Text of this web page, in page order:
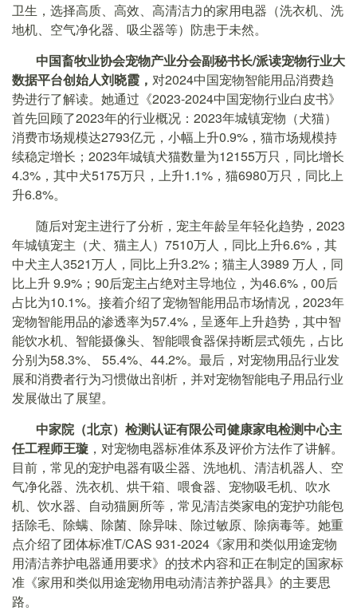
卫生，选择高质、高效、高清洁力的家用电器（洗衣机、洗
地机、空气净化器、吸尘器等）防患于未然。
中国畜牧业协会宠物产业分会副秘书长/派读宠物行业大
数据平台创始人刘晓霞， 对2024中国宠物智能用品消费趋
势进行了解读。她通过《2023-2024中国宠物行业白皮书》
首先回顾了2023年的行业概况：2023年城镇宠物（犬猫）
消费市场规模达2793亿元，小幅上升0.9%，猫市场规模持
续稳定增长；2023年城镇犬猫数量为12155万只，同比增长
4.3%，其中犬5175万只，上升1.1%，猫6980万只，同比上
升6.8%。
随后对宠主进行了分析，宠主年龄呈年轻化趋势，2023
年城镇宠主（犬、猫主人）7510万人，同比上升6.6%，其
中犬主人3521万人，同比上升3.2%；猫主人3989 万人，同
比上升 9.9%；90后宠主占绝对主导地位，为46.6%，00后
占比为10.1%。接着介绍了宠物智能用品市场情况，2023年
宠物智能用品的渗透率为57.4%，呈逐年上升趋势，其中智
能饮水机、智能摄像头、智能喂食器保持断层式领先，占比
分别为58.3%、 55.4%、44.2%。最后，对宠物用品行业发
展和消费者行为习惯做出剖析，并对宠物智能电子用品行业
发展做出了展望。
中家院（北京）检测认证有限公司健康家电检测中心主
任工程师王璇 ，对宠物电器标准体系及评价方法作了讲解。
目前，常见的宠护电器有吸尘器、洗地机、清洁机器人、空
气净化器、洗衣机、烘干箱、喂食器、宠物吸毛机、吹水
机、饮水器、自动猫厕所等，常见清洁类家电的宠护功能包
括除毛、除螨、除菌、除异味、除过敏原、除病毒等。她重
点介绍了团体标准T/CAS 931-2024《家用和类似用途宠物
用清洁养护电器通用要求》的技术内容和正在制定的国家标
准《家用和类似用途宠物用电动清洁养护器具》的主要思
路。